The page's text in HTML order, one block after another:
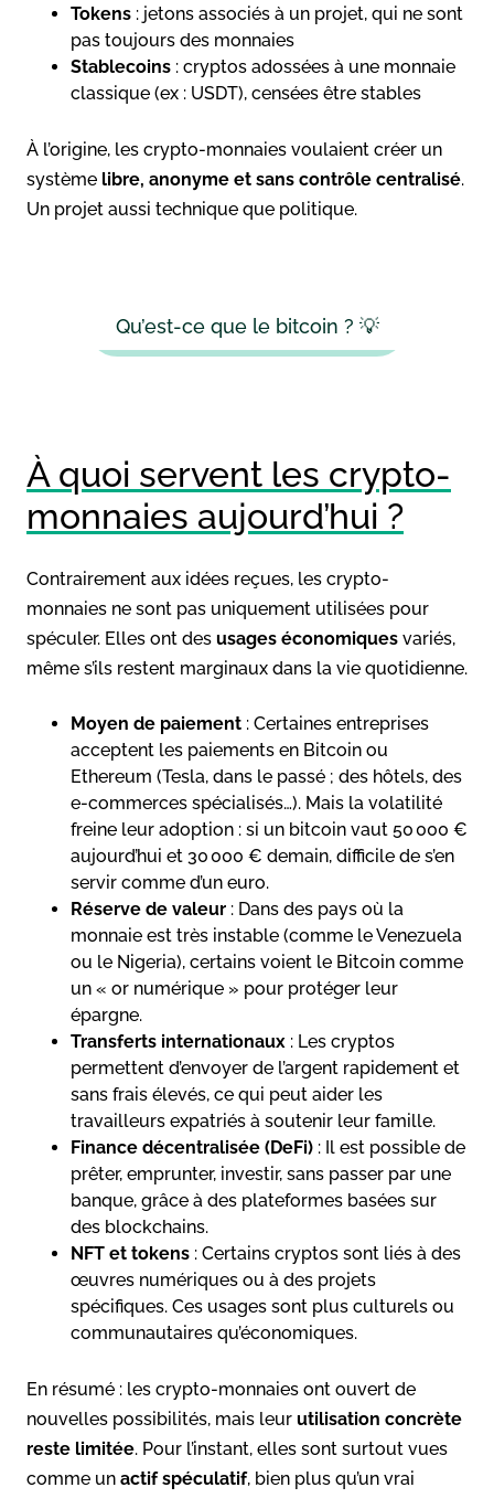
Tokens : jetons associés à un projet, qui ne sont
pas toujours des monnaies
Stablecoins : cryptos adossées à une monnaie
classique (ex : USDT), censées être stables
À l’origine, les crypto-monnaies voulaient créer un
système libre, anonyme et sans contrôle centralisé.
Un projet aussi technique que politique.
Qu’est-ce que le bitcoin ? 💡
À quoi servent les crypto-
monnaies aujourd’hui ?
Contrairement aux idées reçues, les crypto-
monnaies ne sont pas uniquement utilisées pour
spéculer. Elles ont des usages économiques variés,
même s’ils restent marginaux dans la vie quotidienne.
Moyen de paiement : Certaines entreprises
acceptent les paiements en Bitcoin ou
Ethereum (Tesla, dans le passé ; des hôtels, des
e-commerces spécialisés…). Mais la volatilité
freine leur adoption : si un bitcoin vaut 50 000 €
aujourd’hui et 30 000 € demain, difficile de s’en
servir comme d’un euro.
Réserve de valeur : Dans des pays où la
monnaie est très instable (comme le Venezuela
ou le Nigeria), certains voient le Bitcoin comme
un « or numérique » pour protéger leur
épargne.
Transferts internationaux : Les cryptos
permettent d’envoyer de l’argent rapidement et
sans frais élevés, ce qui peut aider les
travailleurs expatriés à soutenir leur famille.
Finance décentralisée (DeFi) : Il est possible de
prêter, emprunter, investir, sans passer par une
banque, grâce à des plateformes basées sur
des blockchains.
NFT et tokens : Certains cryptos sont liés à des
œuvres numériques ou à des projets
spécifiques. Ces usages sont plus culturels ou
communautaires qu’économiques.
En résumé : les crypto-monnaies ont ouvert de
nouvelles possibilités, mais leur utilisation concrète
reste limitée. Pour l’instant, elles sont surtout vues
comme un actif spéculatif, bien plus qu’un vrai